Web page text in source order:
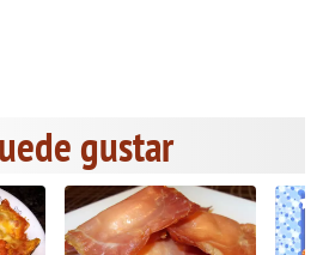
gustar